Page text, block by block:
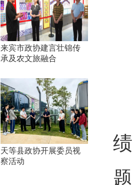
来宾市政协建言壮锦传
承及农文旅融合
天等县政协开展委员视
察活动